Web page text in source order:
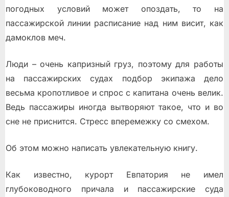
погодных условий может опоздать, то на
пассажирской линии расписание над ним висит, как
дамоклов меч.
Люди – очень капризный груз, поэтому для работы
на пассажирских судах подбор экипажа дело
весьма кропотливое и спрос с капитана очень велик.
Ведь пассажиры иногда вытворяют такое, что и во
сне не приснится. Стресс вперемежку со смехом.
Об этом можно написать увлекательную книгу.
Как известно, курорт Евпатория не имел
глубоководного причала и пассажирские суда